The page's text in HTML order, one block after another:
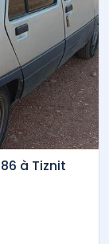
à Tiznit